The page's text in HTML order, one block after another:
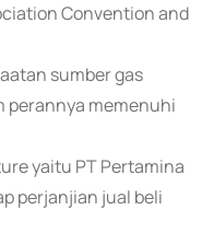
Convention and
sumber gas
perannya memenuhi
yaitu PT Pertamina
perjanjian jual beli